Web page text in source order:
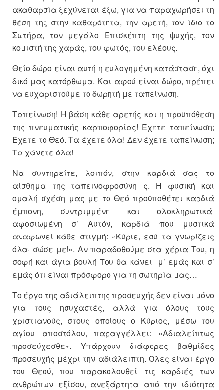
ακαθαρσία ξεχύνεται έξω, για να παραχωρήσει τη
θέση της στην καθαρότητα, την αρετή, τον ίδιο το
Σωτήρα, τον μεγάλο Επισκέπτη της ψυχής, τον
κομιστή της χαράς, του φωτός, του ελέους.
Θείο δώρο είναι αυτή η ευλογημένη κατάσταση, όχι
δικό μας κατόρθωμα. Και αφού είναι δώρο, πρέπει
να ευχαριστούμε το δωρητή με ταπείνωση.
Ταπείνωση! Η βάση κάθε αρετής και η προϋπόθεση
της πνευματικής καρποφορίας! Έχετε ταπείνωση;
Έχετε το Θεό. Τα έχετε όλα! Δεν έχετε ταπείνωση;
Τα χάνετε όλα!
Να συντηρείτε, λοιπόν, στην καρδιά σας το
αίσθημα της ταπεινοφροσύνη ς. Η φυσική και
ομαλή σχέση μας με το Θεό προϋποθέτει καρδιά
έμπονη, συντριμμένη και ολοκληρωτικά
αφοσιωμένη σ’ Αυτόν, καρδιά που μυστικά
αναφωνεί κάθε στιγμή: «Κύριε, εσύ τα γνωρίζεις
όλα· σώσε με!». Αν παραδοθούμε στα χέρια Του, η
σοφή και άγια βουλή Του θα κάνει μ’ εμάς και σ’
εμάς ότι είναι πρόσφορο για τη σωτηρία μας…
Το έργο της αδιάλειπτης προσευχής δεν είναι μόνο
για τους ησυχαστές, αλλά για όλους τους
χριστιανούς, στους οποίους ο Κύριος, μέσω του
αγίου αποστόλου, παραγγέλλει: «Αδιαλείπτως
προσεύχεσθε». Υπάρχουν διάφορες βαθμίδες
προσευχής μέχρι την αδιάλειπτη. Όλες είναι έργο
του Θεού, που παρακολουθεί τις καρδιές των
ανθρώπων εξίσου, ανεξάρτητα από την ιδιότητα